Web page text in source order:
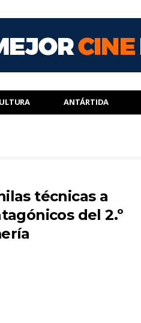
ANTÁRTIDA
técnicas a
del 2.º